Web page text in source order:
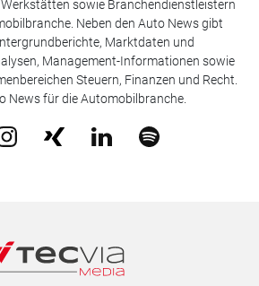
sowie Branchendienstleistern
Neben den Auto News gibt
Marktdaten und
Management-Informationen sowie
Steuern, Finanzen und Recht.
News für die Automobilbranche.